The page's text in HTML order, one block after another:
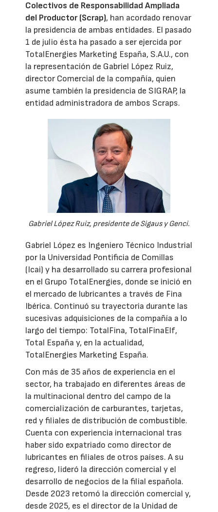
Colectivos de Responsabilidad Ampliada
del Productor (Scrap), han acordado renovar
la presidencia de ambas entidades. El pasado
1 de julio ésta ha pasado a ser ejercida por
TotalEnergies Marketing España, S.A.U., con
la representación de Gabriel López Ruiz,
director Comercial de la compañía, quien
asume también la presidencia de SIGRAP, la
entidad administradora de ambos Scraps.
Gabriel López Ruiz, presidente de Sigaus y Genci.
Gabriel López es Ingeniero Técnico Industrial
por la Universidad Pontificia de Comillas
(Icai) y ha desarrollado su carrera profesional
en el Grupo TotalEnergies, donde se inició en
el mercado de lubricantes a través de Fina
Ibérica. Continuó su trayectoria durante las
sucesivas adquisiciones de la compañía a lo
largo del tiempo: TotalFina, TotalFinaElf,
Total España y, en la actualidad,
TotalEnergies Marketing España.
Con más de 35 años de experiencia en el
sector, ha trabajado en diferentes áreas de
la multinacional dentro del campo de la
comercialización de carburantes, tarjetas,
red y filiales de distribución de combustible.
Cuenta con experiencia internacional tras
haber sido expatriado como director de
lubricantes en filiales de otros países. A su
regreso, lideró la dirección comercial y el
desarrollo de negocios de la filial española.
Desde 2023 retomó la dirección comercial y,
desde 2025, es el director de la Unidad de